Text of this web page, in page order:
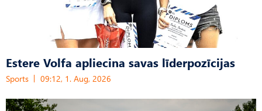
Estere Volfa apliecina savas līderpozīcijas
Sports 09:12, 1. Aug, 2026